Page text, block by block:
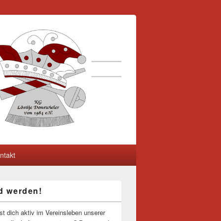
werden!
dich aktiv im Vereinsleben unserer